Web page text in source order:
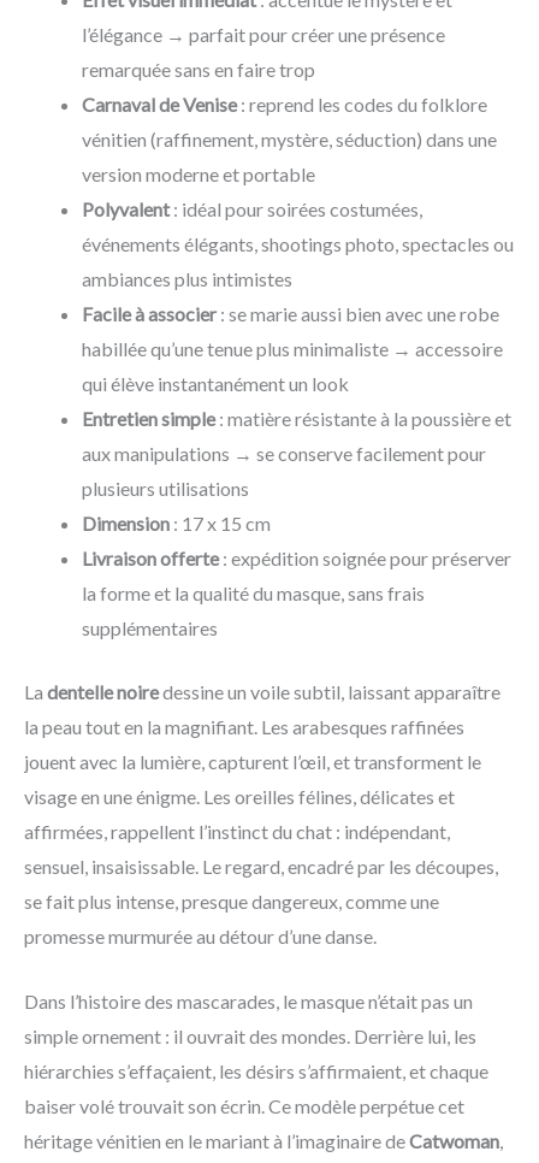
l’élégance → parfait pour créer une présence
remarquée sans en faire trop
Carnaval de Venise: reprend les codes du folklore
vénitien (raffinement, mystère, séduction) dans une
version moderne et portable
Polyvalent: idéal pour soirées costumées,
événements élégants, shootings photo, spectacles ou
ambiances plus intimistes
Facile à associer : se marie aussi bien avec une robe
habillée qu’une tenue plus minimaliste → accessoire
qui élève instantanément un look
Entretien simple: matière résistante à la poussière et
aux manipulations → se conserve facilement pour
plusieurs utilisations
Dimension : 17 x 15 cm
Livraison offerte: expédition soignée pour préserver
la forme et la qualité du masque, sans frais
supplémentaires
La dentelle noiredessine un voile subtil, laissant apparaître
la peau tout en la magnifiant. Les arabesques raffinées
jouent avec la lumière, capturent l’œil, et transforment le
visage en une énigme. Les oreilles félines, délicates et
affirmées, rappellent l’instinct du chat : indépendant,
sensuel, insaisissable. Le regard, encadré par les découpes,
se fait plus intense, presque dangereux, comme une
promesse murmurée au détour d’une danse.
Dans l’histoire des mascarades, le masque n’était pas un
simple ornement : il ouvrait des mondes. Derrière lui, les
hiérarchies s’effaçaient, les désirs s’affirmaient, et chaque
baiser volé trouvait son écrin. Ce modèle perpétue cet
héritage vénitien en le mariant à l’imaginaire deCatwoman,